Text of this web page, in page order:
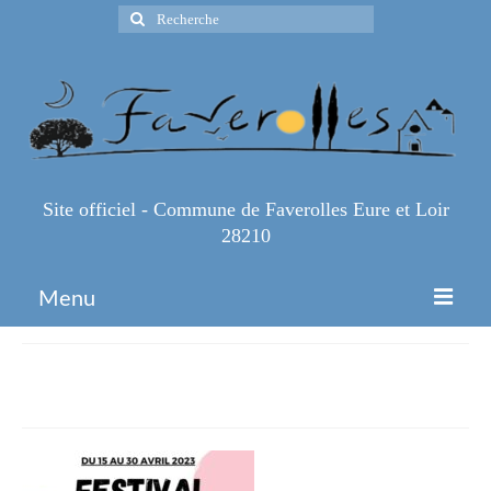
Rechercher
:
Site officiel - Commune de Faverolles Eure et Loir
28210
Menu
Infos Pratiques